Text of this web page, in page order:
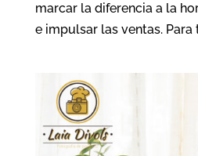
marcar la diferencia a la
e impulsar las ventas. Para